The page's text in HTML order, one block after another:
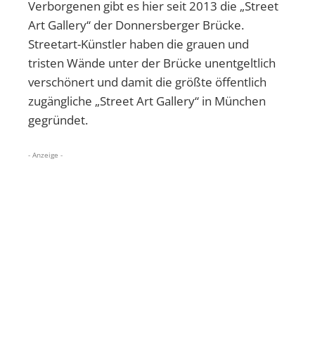
Verborgenen gibt es hier seit 2013 die „Street
Art Gallery“ der Donnersberger Brücke.
Streetart-Künstler haben die grauen und
tristen Wände unter der Brücke unentgeltlich
verschönert und damit die größte öffentlich
zugängliche „Street Art Gallery“ in München
gegründet.
- Anzeige -